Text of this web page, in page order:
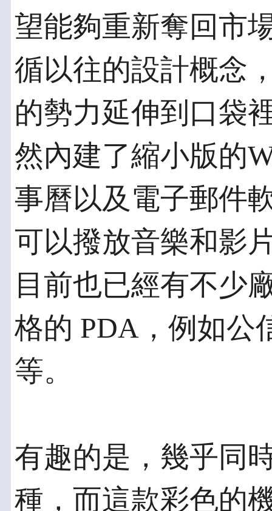
望能夠重新奪回市
循以往的設計概念
的勢力延伸到口袋
然內建了縮小版的
事曆以及電子郵件
可以撥放音樂和影
目前也已經有不少
格的 PDA，例如公
等。
有趣的是，幾乎同
種，而這款彩色的